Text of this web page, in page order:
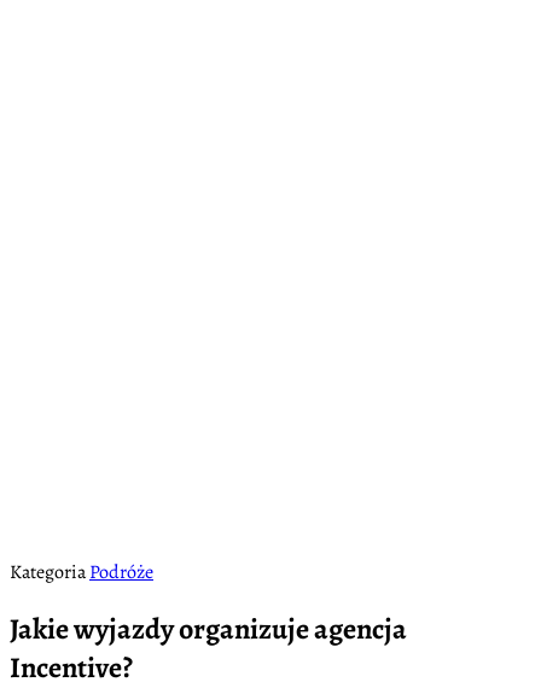
KategoriaPodróże
Jakie wyjazdy organizuje agencja
Incentive?